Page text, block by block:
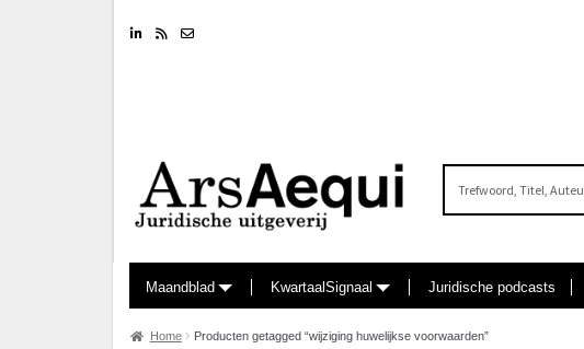
LinkedinRSS feed
Maandblad KwartaalSignaal Juridische podcasts
Home Producten getagged “wijziging huwelijkse voorwaarden”